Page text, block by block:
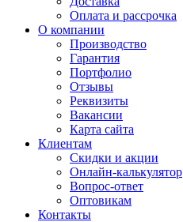
Оплата и рассрочка
О компании
Производство
Гарантия
Портфолио
Отзывы
Реквизиты
Вакансии
Карта сайта
Клиентам
Скидки и акции
Онлайн-калькулятор
Вопрос-ответ
Оптовикам
Контакты